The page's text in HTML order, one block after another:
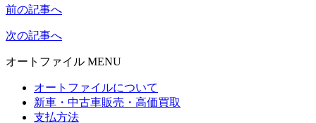
前の記事へ
次の記事へ
オートファイル MENU
オートファイルについて
新車・中古車販売・高価買取
支払方法